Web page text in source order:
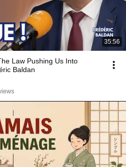
35:56
Law Pushing Us Into
Baldan